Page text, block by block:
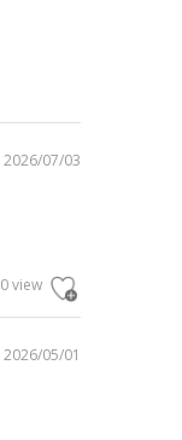
2026/07/03
0 view
2026/05/01